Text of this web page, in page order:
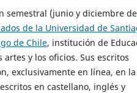
semestral (junio y diciembre de
de la Universidad de
de Chile, institución de
y los oficios. Sus escritos
exclusivamente en línea, en la
en castellano, inglés y